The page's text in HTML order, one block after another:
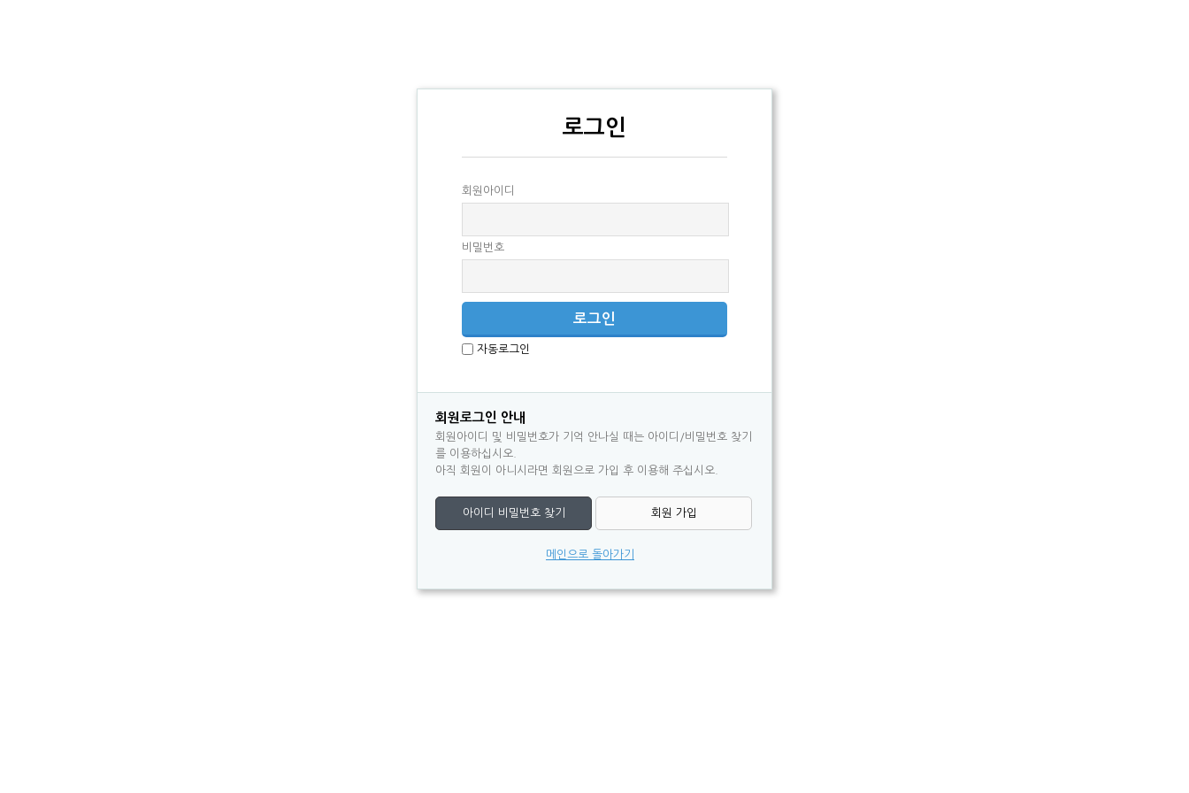
로그인
회원아이디
비밀번호
자동로그인
회원로그인 안내
회원아이디 및 비밀번호가 기억 안나실 때는 아이디/비밀번호 찾기
를 이용하십시오.
아직 회원이 아니시라면 회원으로 가입 후 이용해 주십시오.
아이디 비밀번호 찾기 회원 가입
메인으로 돌아가기